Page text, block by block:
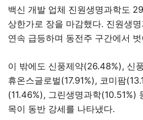
백신 개발 업체 진원생명과학도
상한가로 장을 마감했다. 진원생
연속 급등하며 동전주 구간에서
이 밖에도 신풍제약(26.48%), 신
휴온스글로벌(17.91%), 코미팜
(11.46%), 그린생명과학(10.51%)
목이 동반 강세를 나타냈다.